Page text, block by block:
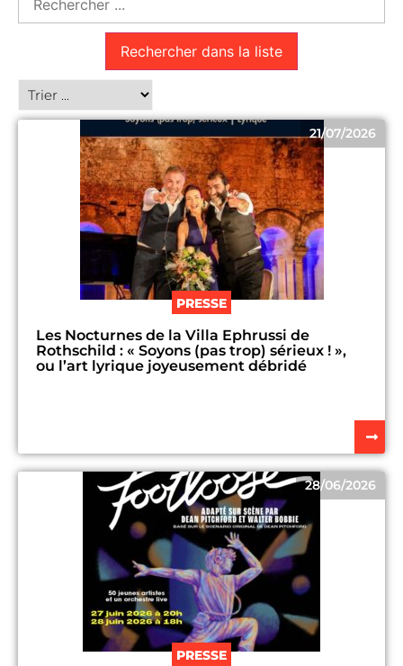
Rechercher dans la liste
21/07/2026
PRESSE
Les Nocturnes de la Villa Ephrussi de
Rothschild : « Soyons (pas trop) sérieux ! »,
ou l’art lyrique joyeusement débridé
28/06/2026
PRESSE